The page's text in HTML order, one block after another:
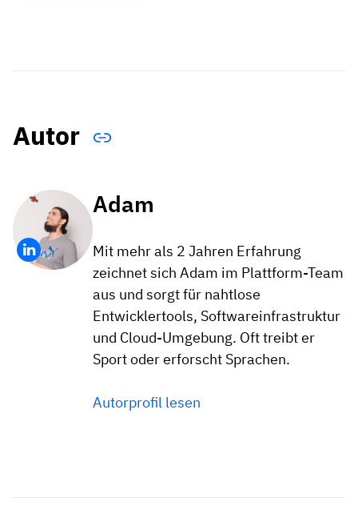
Autor
Adam
Mit mehr als 2 Jahren Erfahrung
zeichnet sich Adam im Plattform-Team
aus und sorgt für nahtlose
Entwicklertools, Softwareinfrastruktur
und Cloud-Umgebung. Oft treibt er
Sport oder erforscht Sprachen.
Autorprofil lesen